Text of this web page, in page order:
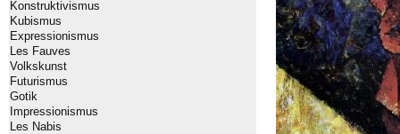
Konstruktivismus
Kubismus
Expressionismus
Les Fauves
Volkskunst
Futurismus
Gotik
Impressionismus
Les Nabis